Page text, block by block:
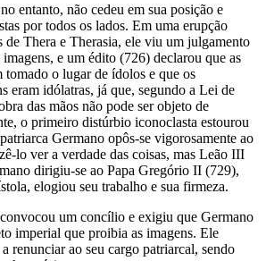
entanto, não cedeu em sua posição e
por todos os lados. Em uma erupção
de Thera e Therasia, ele viu um julgamento
e um édito (726) declarou que as
tomado o lugar de ídolos e que os
eram idólatras, já que, segundo a Lei de
das mãos não pode ser objeto de
o primeiro distúrbio iconoclasta estourou
Germano opôs-se vigorosamente ao
lo ver a verdade das coisas, mas Leão III
dirigiu-se ao Papa Gregório II (729),
elogiou seu trabalho e sua firmeza.
um concílio e exigiu que Germano
imperial que proibia as imagens. Ele
renunciar ao seu cargo patriarcal, sendo